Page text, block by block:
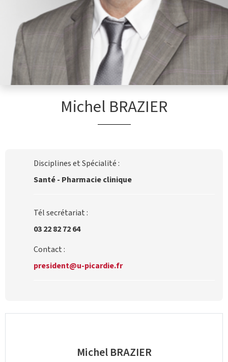
Michel BRAZIER
Disciplines et Spécialité :
Santé - Pharmacie clinique
Tél secrétariat :
03 22 82 72 64
Contact :
president@u-picardie.fr
Michel BRAZIER